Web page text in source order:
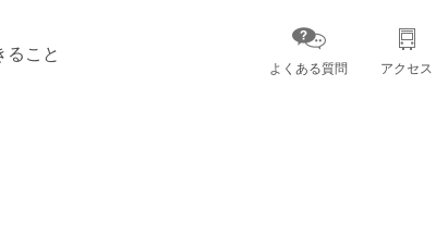
よくある質問 アクセス
ること